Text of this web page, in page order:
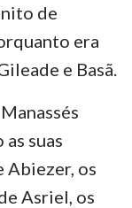
de
era
e Basã.
suas
Abiezer, os
Asriel, os